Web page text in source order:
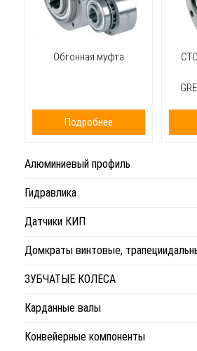
Обгонная муфта
Подробнее
Алюминиевый профиль
Гидравлика
Датчики КИП
Домкраты винтовые,
ЗУБЧАТЫЕ КОЛЕСА
Карданные валы
Конвейерные компоненты